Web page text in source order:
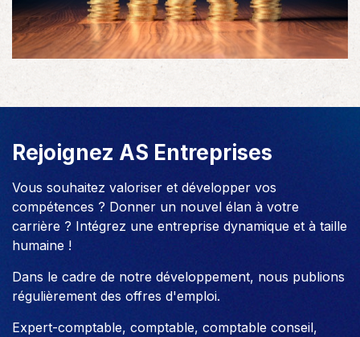
Rejoignez AS Entreprises
Vous souhaitez valoriser et développer vos
compétences ? Donner un nouvel élan à votre
carrière ? Intégrez une entreprise dynamique et à taille
humaine !
Dans le cadre de notre développement, nous publions
régulièrement des offres d'emploi.
Expert-comptable, comptable, comptable conseil,